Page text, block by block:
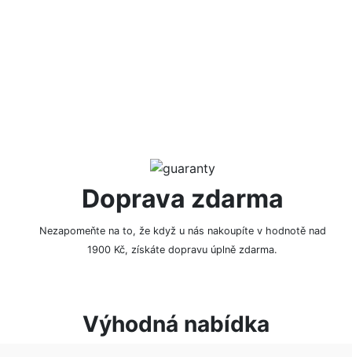
Doprava zdarma
Nezapomeňte na to, že když u nás nakoupíte v hodnotě nad
1900 Kč, získáte dopravu úplně zdarma.
Výhodná nabídka